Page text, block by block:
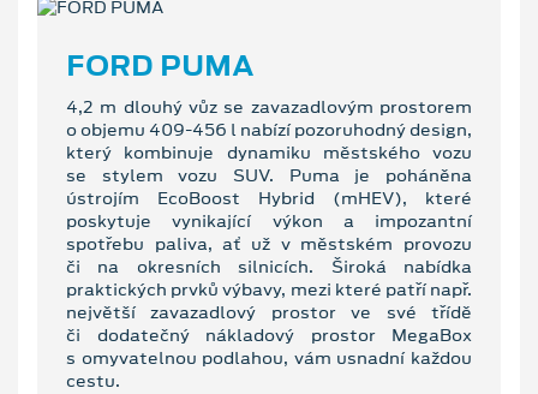
FORD PUMA
4,2 m dlouhý vůz se zavazadlovým prostorem
o objemu 409-456 l nabízí pozoruhodný design,
který kombinuje dynamiku městského vozu
se stylem vozu SUV. Puma je poháněna
ústrojím EcoBoost Hybrid (mHEV), které
poskytuje vynikající výkon a impozantní
spotřebu paliva, ať už v městském provozu
či na okresních silnicích. Široká nabídka
praktických prvků výbavy, mezi které patří např.
největší zavazadlový prostor ve své třídě
či dodatečný nákladový prostor MegaBox
s omyvatelnou podlahou, vám usnadní každou
cestu.